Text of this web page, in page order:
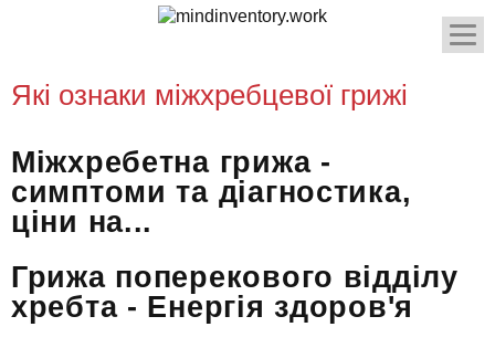
Які ознаки міжхребцевої грижі
Міжхребетна грижа -
симптоми та діагностика,
ціни на...
Грижа поперекового відділу
хребта - Енергія здоров'я